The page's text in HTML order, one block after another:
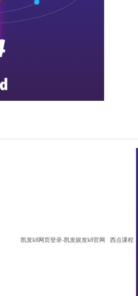
凯发k8网页登录-凯发娱发k8官网 西点课程